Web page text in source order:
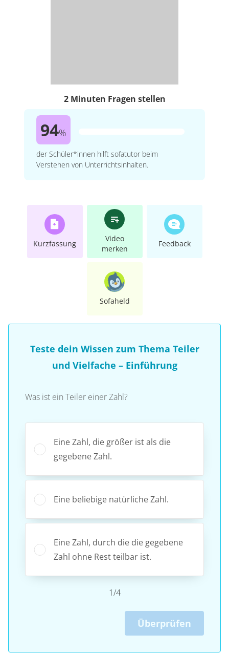
2 Minuten Fragen stellen
94%
der Schüler*innen hilft sofatutor beim
Verstehen von Unterrichtsinhalten.
Kurzfassung
Video
merken
Feedback
Sofaheld
Teste dein Wissen zum Thema Teiler
und Vielfache – Einführung
Was ist ein Teiler einer Zahl?
Eine Zahl, die größer ist als die
gegebene Zahl.
Eine beliebige natürliche Zahl.
Eine Zahl, durch die die gegebene
Zahl ohne Rest teilbar ist.
1/4
Überprüfen